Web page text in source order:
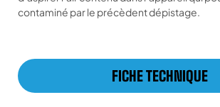
contaminé par le précèdent dépistage.
FICHE TECHNIQUE